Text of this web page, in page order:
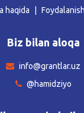
haqida
Biz bilan aloqa
info@grantlar.uz
@hamidziyo